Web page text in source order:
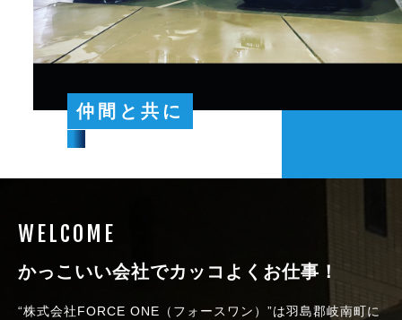
仲間と共に
WELCOME
かっこいい会社でカッコよくお仕事！
“株式会社FORCE ONE（フォースワン）”は羽島郡岐南町に